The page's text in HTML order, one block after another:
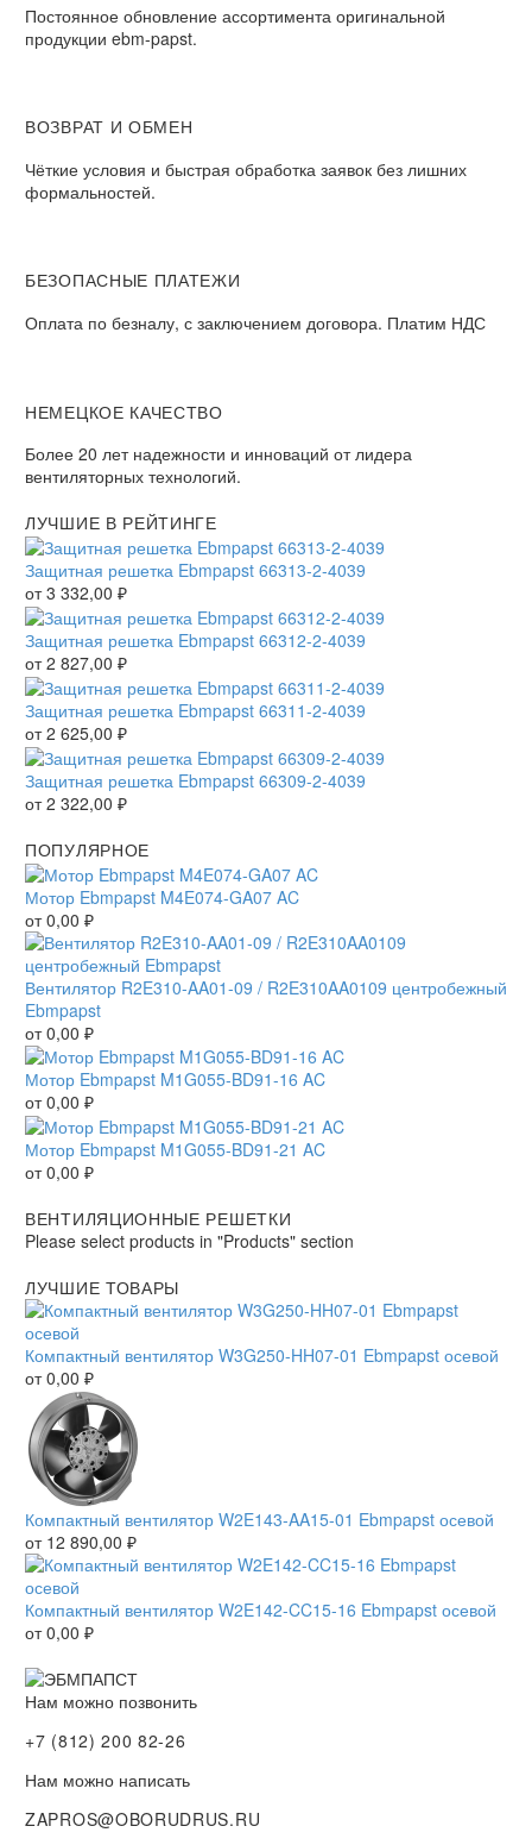
Постоянное обновление ассортимента оригинальной
продукции ebm-papst.
ВОЗВРАТ И ОБМЕН
Чёткие условия и быстрая обработка заявок без лишних
формальностей.
БЕЗОПАСНЫЕ ПЛАТЕЖИ
Оплата по безналу, с заключением договора. Платим НДС
НЕМЕЦКОЕ КАЧЕСТВО
Более 20 лет надежности и инноваций от лидера
вентиляторных технологий.
ЛУЧШИЕ В РЕЙТИНГЕ
Защитная решетка Ebmpapst 66313-2-4039
от3 332,00 ₽
Защитная решетка Ebmpapst 66312-2-4039
от2 827,00 ₽
Защитная решетка Ebmpapst 66311-2-4039
от2 625,00 ₽
Защитная решетка Ebmpapst 66309-2-4039
от2 322,00 ₽
ПОПУЛЯРНОЕ
Мотор Ebmpapst M4E074-GA07 AC
от0,00 ₽
Вентилятор R2E310-AA01-09 / R2E310AA0109 центробежный
Ebmpapst
от0,00 ₽
Мотор Ebmpapst M1G055-BD91-16 AC
от0,00 ₽
Мотор Ebmpapst M1G055-BD91-21 AC
от0,00 ₽
ВЕНТИЛЯЦИОННЫЕ РЕШЕТКИ
Please select products in "Products" section
ЛУЧШИЕ ТОВАРЫ
Компактный вентилятор W3G250-HH07-01 Ebmpapst осевой
от0,00 ₽
Компактный вентилятор W2E143-AA15-01 Ebmpapst осевой
от 12 890,00 ₽
Компактный вентилятор W2E142-CC15-16 Ebmpapst осевой
от0,00 ₽
Нам можно позвонить
+7 (812) 200 82-26
Нам можно написать
ZAPROS@OBORUDRUS.RU